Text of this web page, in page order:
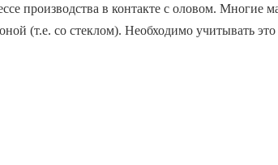
производства в контакте с оловом.
(т.е. со стеклом). Необходимо учитывать